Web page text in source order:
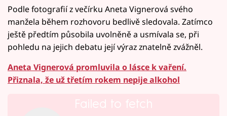
Podle fotografií z večírku Aneta Vignerová svého
manžela během rozhovoru bedlivě sledovala. Zatímco
ještě předtím působila uvolněně a usmívala se, při
pohledu na jejich debatu její výraz znatelně zvážněl.
Aneta Vignerová promluvila o lásce k vaření.
Přiznala, že už třetím rokem nepije alkohol
Failed to fetch